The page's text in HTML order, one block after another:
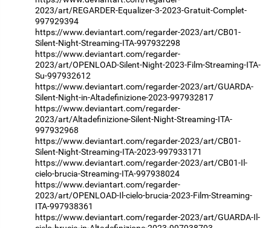
2023/art/REGARDER-Equalizer-3-2023-Gratuit-Complet-
997929394
https://www.deviantart.com/regarder-2023/art/CB01-
Silent-Night-Streaming-ITA-997932298
https://www.deviantart.com/regarder-
2023/art/OPENLOAD-Silent-Night-2023-Film-Streaming-ITA-
Su-997932612
https://www.deviantart.com/regarder-2023/art/GUARDA-
Silent-Night-in-Altadefinizione-2023-997932817
https://www.deviantart.com/regarder-
2023/art/Altadefinizione-Silent-Night-Streaming-ITA-
997932968
https://www.deviantart.com/regarder-2023/art/CB01-
Silent-Night-Streaming-ITA-2023-997933171
https://www.deviantart.com/regarder-2023/art/CB01-Il-
cielo-brucia-Streaming-ITA-997938024
https://www.deviantart.com/regarder-
2023/art/OPENLOAD-Il-cielo-brucia-2023-Film-Streaming-
ITA-997938361
https://www.deviantart.com/regarder-2023/art/GUARDA-Il-